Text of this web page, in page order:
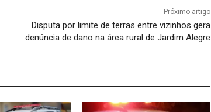
Próximo artigo
Disputa por limite de terras entre vizinhos gera
denúncia de dano na área rural de Jardim Alegre